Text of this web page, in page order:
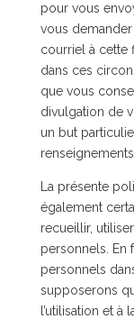
pour vous
vous demander
courriel à cette
dans ces
que vous
divulgation de
un but
La présente
également
recueillir,
personnels. En
personnels
supposerons
l’utilisation et